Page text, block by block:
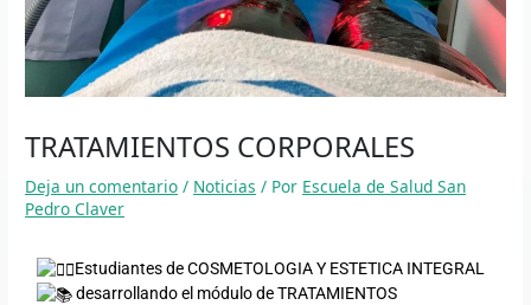
TRATAMIENTOS CORPORALES
Deja un comentario / Noticias / Por Escuela de Salud San
Pedro Claver
Estudiantes de COSMETOLOGIA Y ESTETICA INTEGRAL
desarrollando el módulo de TRATAMIENTOS